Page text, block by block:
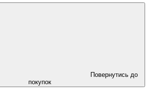
Повернутись до
покупок